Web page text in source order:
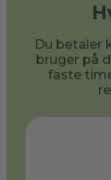
Du betaler
bruger på
faste